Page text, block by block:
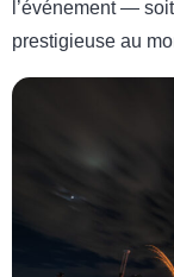
l’événement —
prestigieuse au